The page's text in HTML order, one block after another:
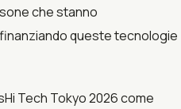
che stanno
queste tecnologie
Tech Tokyo 2026 come